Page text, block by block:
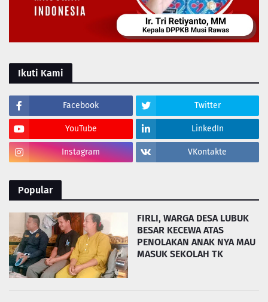
Ikuti Kami
Facebook Twitter
YouTube LinkedIn
Instagram VKontakte
Popular
FIRLI, WARGA DESA LUBUK
BESAR KECEWA ATAS
PENOLAKAN ANAK NYA MAU
MASUK SEKOLAH TK